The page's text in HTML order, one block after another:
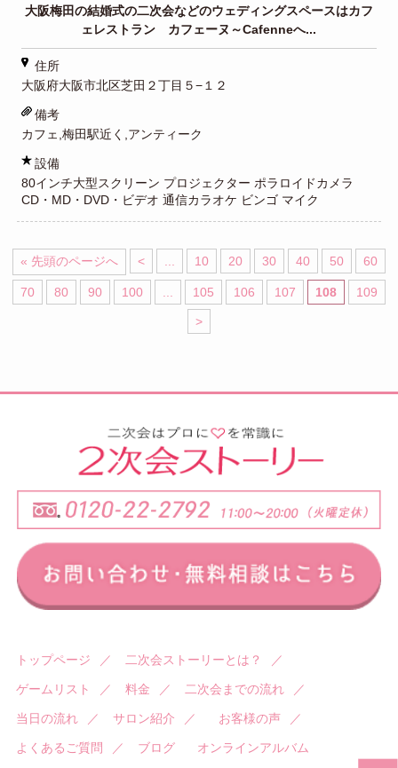
大阪梅田の結婚式の二次会などのウェディングスペースはカフ
ェレストラン カフェーヌ～Cafenneへ...
住所
大阪府大阪市北区芝田２丁目５−１２
備考
カフェ,梅田駅近く,アンティーク
設備
80インチ大型スクリーン プロジェクター ポラロイドカメラ
CD・MD・DVD・ビデオ 通信カラオケ ビンゴ マイク
« 先頭のページへ < ... 10 20 30 40 50 60
70 80 90 100 ... 105 106 107 108 109
>
トップページ ／ 二次会ストーリーとは？ ／
ゲームリスト ／ 料金 ／ 二次会までの流れ ／
当日の流れ ／ サロン紹介 ／ お客様の声 ／
よくあるご質問 ／ ブログ オンラインアルバム